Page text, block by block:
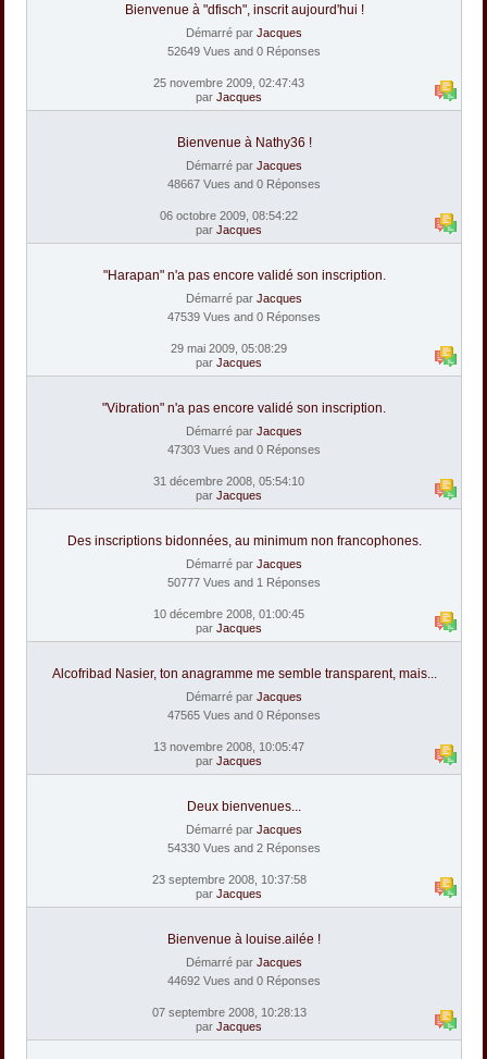
Bienvenue à "dfisch", inscrit aujourd'hui !
Démarré par Jacques
52649 Vues and 0 Réponses
25 novembre 2009, 02:47:43
par Jacques
Bienvenue à Nathy36 !
Démarré par Jacques
48667 Vues and 0 Réponses
06 octobre 2009, 08:54:22
par Jacques
"Harapan" n'a pas encore validé son inscription.
Démarré par Jacques
47539 Vues and 0 Réponses
29 mai 2009, 05:08:29
par Jacques
"Vibration" n'a pas encore validé son inscription.
Démarré par Jacques
47303 Vues and 0 Réponses
31 décembre 2008, 05:54:10
par Jacques
Des inscriptions bidonnées, au minimum non francophones.
Démarré par Jacques
50777 Vues and 1 Réponses
10 décembre 2008, 01:00:45
par Jacques
Alcofribad Nasier, ton anagramme me semble transparent, mais...
Démarré par Jacques
47565 Vues and 0 Réponses
13 novembre 2008, 10:05:47
par Jacques
Deux bienvenues...
Démarré par Jacques
54330 Vues and 2 Réponses
23 septembre 2008, 10:37:58
par Jacques
Bienvenue à louise.ailée !
Démarré par Jacques
44692 Vues and 0 Réponses
07 septembre 2008, 10:28:13
par Jacques